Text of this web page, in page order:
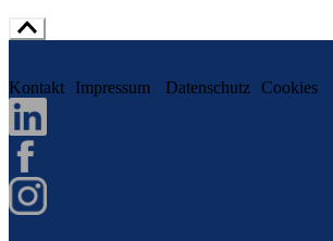
Kontakt Impressum Datenschutz Cookies